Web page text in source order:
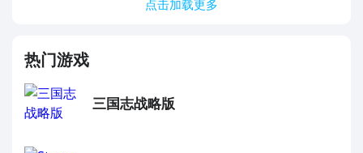
点击加载更多
热门游戏
三国志战略版